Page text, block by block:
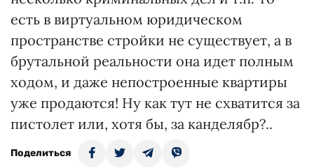
есть в виртуальном юридическом
пространстве стройки не существует, а в
брутальной реальности она идет полным
ходом, и даже непостроенные квартиры
уже продаются! Ну как тут не схватится за
пистолет или, хотя бы, за канделябр?..
Поделиться